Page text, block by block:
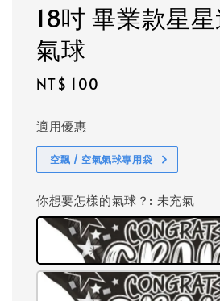
18吋 畢業款星
氣球
Regular
NT$ 100
適用優惠
空飄 / 空氣氣球專用袋
你想要怎樣的氣球？ : 未充氣